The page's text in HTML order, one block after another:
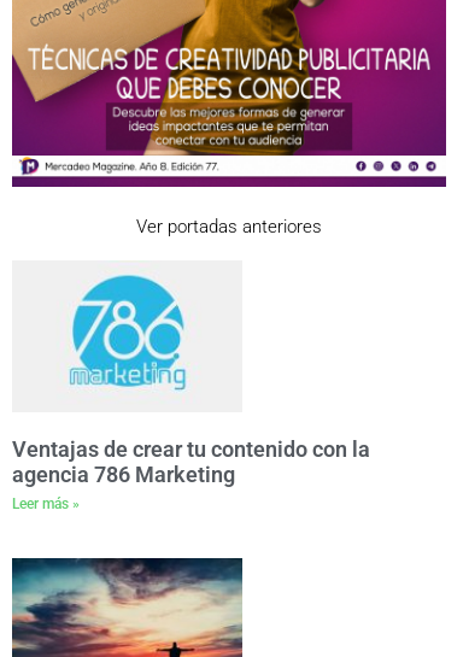
Ver portadas anteriores
Ventajas de crear tu contenido con la
agencia 786 Marketing
Leer más »